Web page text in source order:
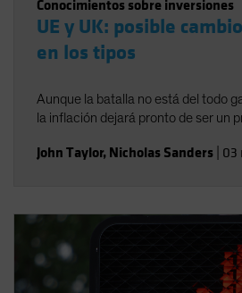
Conocimientos sobre inversiones
UE y UK: posible
en los tipos
Aunque la batalla no está del todo
la inflación dejará pronto de ser un
John Taylor, Nicholas Sanders 03